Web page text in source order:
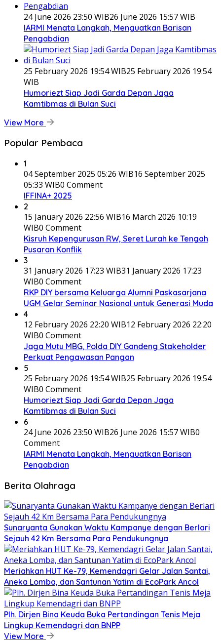
24 June 2026 23:50 WIB26 June 2026 15:57 WIB
IARMI Menata Langkah, Menguatkan Barisan
Pengabdian
25 February 2026 19:54 WIB25 February 2026 19:54
WIB
Humoriezt Siap Jadi Garda Depan Jaga
Kamtibmas di Bulan Suci
View More
Popular Pembaca
1
04 September 2025 05:26 WIB16 September 2025
05:33 WIB0 Comment
IFFINA+ 2025
2
15 January 2026 22:56 WIB16 March 2026 10:19
WIB0 Comment
Kisruh Kepengurusan RW, Seret Lurah ke Tengah
Pusaran Konflik
3
31 January 2026 17:23 WIB31 January 2026 17:23
WIB0 Comment
RKP DIY bersama Keluarga Alumni Paskasarjana
UGM Gelar Seminar Nasional untuk Generasi Muda
4
12 February 2026 22:20 WIB12 February 2026 22:20
WIB0 Comment
Jaga Mutu MBG, Polda DIY Gandeng Stakeholder
Perkuat Pengawasan Pangan
5
25 February 2026 19:54 WIB25 February 2026 19:54
WIB0 Comment
Humoriezt Siap Jadi Garda Depan Jaga
Kamtibmas di Bulan Suci
6
24 June 2026 23:50 WIB26 June 2026 15:57 WIB0
Comment
IARMI Menata Langkah, Menguatkan Barisan
Pengabdian
Berita Olahraga
Sunaryanta Gunakan Waktu Kampanye dengan Berlari
Sejauh 42 Km Bersama Para Pendukungnya
Meriahkan HUT Ke-79, Kemendagri Gelar Jalan Santai,
Aneka Lomba, dan Santunan Yatim di EcoPark Ancol
Plh. Dirjen Bina Keuda Buka Pertandingan Tenis Meja
Lingkup Kemendagri dan BNPP
View More